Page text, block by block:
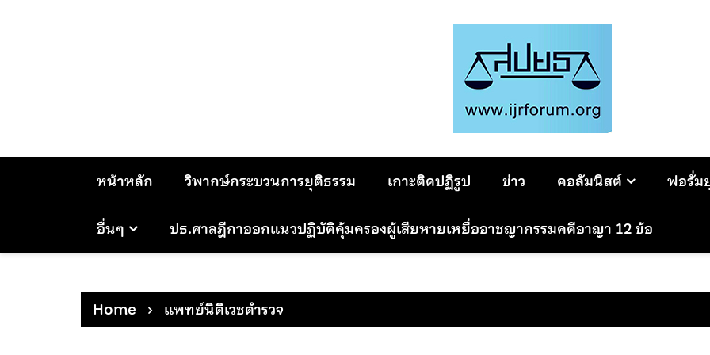
หน้าหลัก วิพากษ์กระบวนการยุติธรรม เกาะติดปฏิรูป ข่าว คอลัมนิสต์ ฟอรั่ม
อื่นๆ ปธ.ศาลฎีกาออกแนวปฏิบัติคุ้มครองผู้เสียหายเหยื่ออาชญากรรมคดีอาญา 12 ข้อ
Home แพทย์นิติเวชตำรวจ